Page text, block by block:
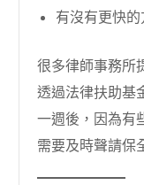
有沒有更快
很多律師事務所
透過法律扶助基
一週後，因為有
需要及時聲請保